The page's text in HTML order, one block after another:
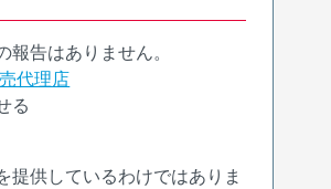
告はありません。
代理店
る
提供しているわけではありま